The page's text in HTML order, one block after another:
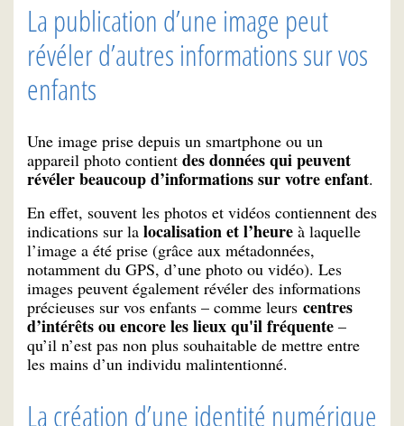
La publication d’une image peut
révéler d’autres informations sur vos
enfants
Une image prise depuis un smartphone ou un
appareil photo contient des données qui peuvent
révéler beaucoup d’informations sur votre enfant.
En effet, souvent les photos et vidéos contiennent des
indications sur la localisation et l’heure à laquelle
l’image a été prise (grâce aux métadonnées,
notamment du GPS, d’une photo ou vidéo). Les
images peuvent également révéler des informations
précieuses sur vos enfants – comme leurs centres
d’intérêts ou encore les lieux qu'il fréquente –
qu’il n’est pas non plus souhaitable de mettre entre
les mains d’un individu malintentionné.
La création d’une identité numérique